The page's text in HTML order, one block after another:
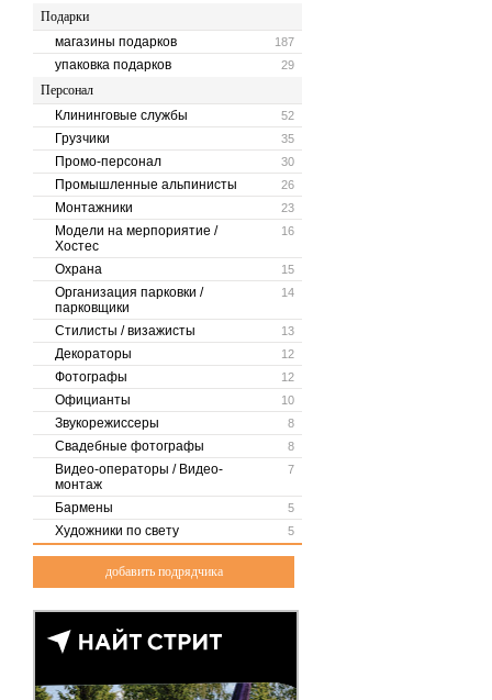
Подарки
187
магазины подарков
29
упаковка подарков
Персонал
52
Клининговые службы
35
Грузчики
30
Промо-персонал
26
Промышленные альпинисты
23
Монтажники
16
Модели на мерпориятие /
Хостес
15
Охрана
14
Организация парковки /
парковщики
13
Стилисты / визажисты
12
Декораторы
12
Фотографы
10
Официанты
8
Звукорежиссеры
8
Свадебные фотографы
7
Видео-операторы / Видео-
монтаж
5
Бармены
5
Художники по свету
добавить подрядчика